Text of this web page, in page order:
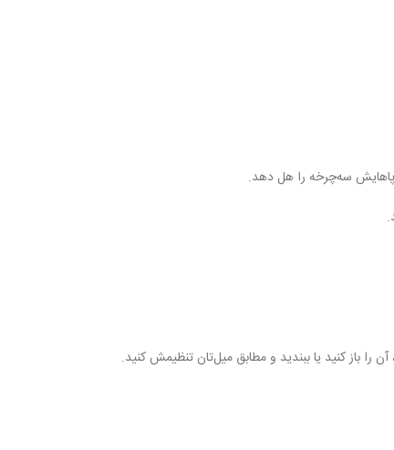
پاهایش سه‌چرخه را هل دهد.
باز کنید یا ببندید و مطابق میل‌تان تنظیمش کنید.